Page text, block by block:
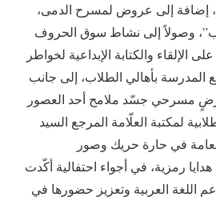
إضافة إلى عروض لمسرح الدمى،
الإلقاء والكتابة الإبداعية لخواطر
المدرسة بأهالي الطلاب، إلى جانب
مسرحي جسّد ملامح أحد العصور
لمكتبة العلّامة المرجع السيد
رمزية، في أجواء احتفالية أكّدت
اللغة العربية وتعزيز حضورها في